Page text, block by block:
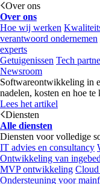
Over ons
Over ons
Hoe wij werken
verantwoord ondernemen
experts
Getuigenissen Tech
Newsroom
Softwareontwikkeling in
nadelen, kosten en hoe te
Lees het artikel
Diensten
Alle diensten
Diensten voor volledige
IT advies en consultancy
Ontwikkeling van
MVP ontwikkeling
Ondersteuning voor